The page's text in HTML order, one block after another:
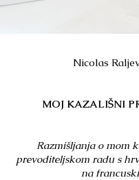
Nicolas
MOJ KAZALIŠNI
Razmišljanja o mom
prevoditeljskom radu s
na francuski